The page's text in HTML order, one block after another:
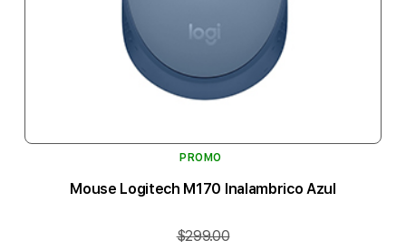
PROMO
Mouse Logitech M170 Inalambrico Azul
$299.00